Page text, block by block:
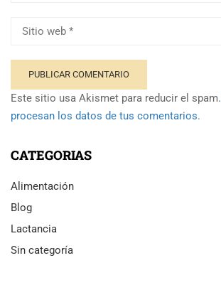
Este sitio usa Akismet para reducir el spam.
procesan los datos de tus comentarios.
CATEGORIAS
Alimentación
Blog
Lactancia
Sin categoría